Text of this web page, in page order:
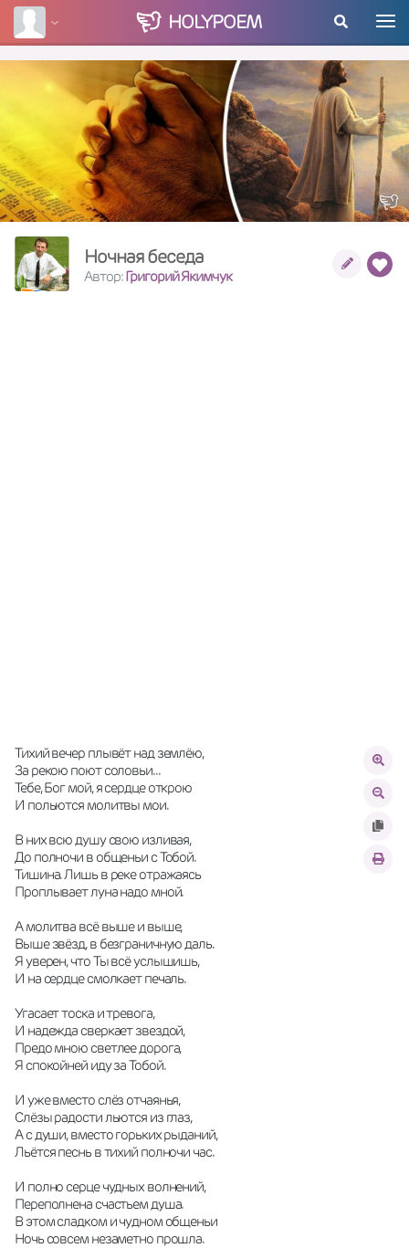
HOLYPOEM
Ночная беседа
Автор:Григорий Якимчук
Тихий вечер плывёт над землёю,
За рекою поют соловьи...
Тебе, Бог мой, я сердце открою
И польются молитвы мои.
В них всю душу свою изливая,
До полночи в общеньи с Тобой.
Тишина. Лишь в реке отражаясь
Проплывает луна надо мной.
А молитва всё выше и выше,
Выше звёзд, в безграничную даль.
Я уверен, что Ты всё услышишь,
И на сердце смолкает печаль.
Угасает тоска и тревога,
И надежда сверкает звездой,
Предо мною светлее дорога,
Я спокойней иду за Тобой.
И уже вместо слёз отчаянья,
Слёзы радости льются из глаз,
А с души, вместо горьких рыданий,
Льётся песнь в тихий полночи час.
И полно серце чудных волнений,
Переполнена счастьем душа.
В этом сладком и чудном общеньи
Ночь совсем незаметно прошла.